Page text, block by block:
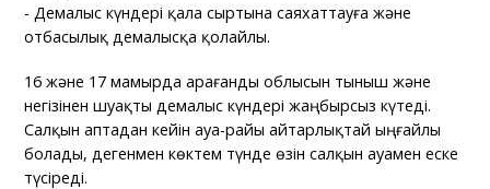
- Демалыс күндері қала сыртына саяхаттауға және
отбасылық демалысқа қолайлы.
16 және 17 мамырда Қарағанды облысын тыныш және
негізінен шуақты демалыс күндері жаңбырсыз күтеді.
Салқын аптадан кейін ауа-райы айтарлықтай ыңғайлы
болады, дегенмен көктем түнде өзін салқын ауамен еске
түсіреді.